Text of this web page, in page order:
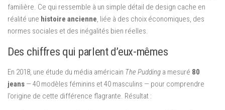
familière. Ce qui ressemble à un simple détail de design cache en
réalité une histoire ancienne, liée à des choix économiques, des
normes sociales et des inégalités bien réelles.
Des chiffres qui parlent d’eux-mêmes
En 2018, une étude du média américain The Pudding a mesuré 80
jeans — 40 modèles féminins et 40 masculins — pour comprendre
l’origine de cette différence flagrante. Résultat :